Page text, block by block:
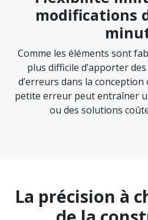
modifications
Comme les éléments sont
plus difficile d’apporter
d’erreurs dans la
petite erreur peut entraîner
ou des solutions
La précision à